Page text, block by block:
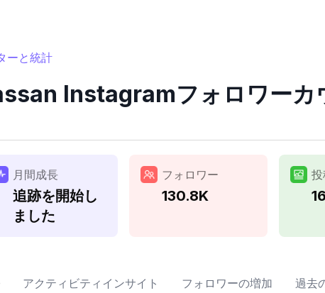
ーと統計
Instagramフォロワーカ
月間成長
追跡を開始し
ました
フォロワー
130.8K
アクティビティインサイト フォロワーの増加 過去